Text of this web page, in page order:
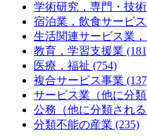
学術研究，専門・技
宿泊業，飲食サービ
生活関連サービス業
教育，学習支援業
医療，福祉 (754)
複合サービス事業
サービス業（他に分
公務（他に分類され
分類不能の産業 (235)